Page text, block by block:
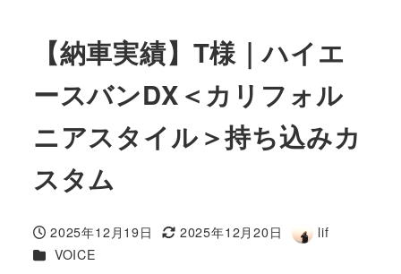
【納車実績】T様｜ハイエ
ースバンDX＜カリフォル
ニアスタイル＞持ち込みカ
スタム
投稿日
2025年12月19日
更新日
2025年12月20日
著
lif
カテゴリー
VOICE